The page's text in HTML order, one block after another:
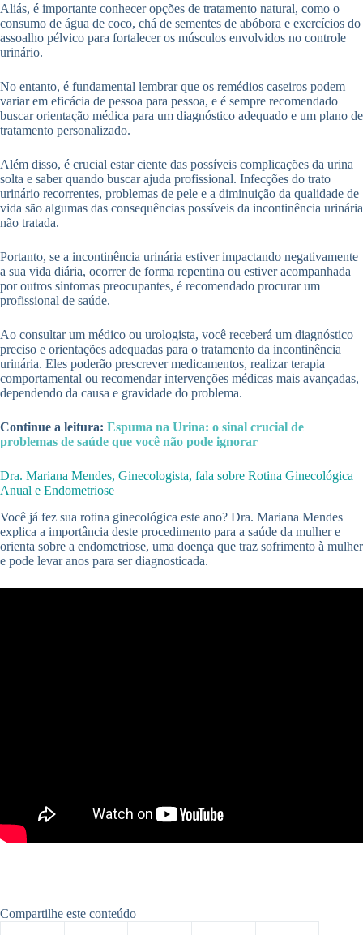
Aliás, é importante conhecer opções de tratamento natural, como o
consumo de água de coco, chá de sementes de abóbora e exercícios do
assoalho pélvico para fortalecer os músculos envolvidos no controle
urinário.
No entanto, é fundamental lembrar que os remédios caseiros podem
variar em eficácia de pessoa para pessoa, e é sempre recomendado
buscar orientação médica para um diagnóstico adequado e um plano de
tratamento personalizado.
Além disso, é crucial estar ciente das possíveis complicações da urina
solta e saber quando buscar ajuda profissional. Infecções do trato
urinário recorrentes, problemas de pele e a diminuição da qualidade de
vida são algumas das consequências possíveis da incontinência urinária
não tratada.
Portanto, se a incontinência urinária estiver impactando negativamente
a sua vida diária, ocorrer de forma repentina ou estiver acompanhada
por outros sintomas preocupantes, é recomendado procurar um
profissional de saúde.
Ao consultar um médico ou urologista, você receberá um diagnóstico
preciso e orientações adequadas para o tratamento da incontinência
urinária. Eles poderão prescrever medicamentos, realizar terapia
comportamental ou recomendar intervenções médicas mais avançadas,
dependendo da causa e gravidade do problema.
Continue a leitura: Espuma na Urina: o sinal crucial de
problemas de saúde que você não pode ignorar
Dra. Mariana Mendes, Ginecologista, fala sobre Rotina Ginecológica
Anual e Endometriose
Você já fez sua rotina ginecológica este ano? Dra. Mariana Mendes
explica a importância deste procedimento para a saúde da mulher e
orienta sobre a endometriose, uma doença que traz sofrimento à mulher
e pode levar anos para ser diagnosticada.
Compartilhe este conteúdo